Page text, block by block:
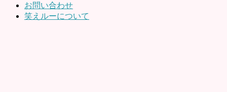
お問い合わせ
笑えルーについて